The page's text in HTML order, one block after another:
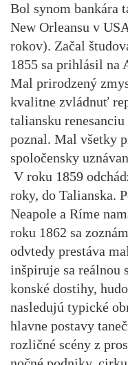
Bol synom bankára
New Orleansu v
rokov). Začal
1855 sa prihlásil na
Mal prirodzený
kvalitne zvládnuť
taliansku
poznal. Mal všetky
spoločensky
V roku 1859
roky, do Talianska.
Neapole a Ríme
roku 1862 sa
odvtedy prestáva
inšpiruje sa reálnou
konské dostihy,
nasledujú typické
hlavne postavy
rozličné scény z